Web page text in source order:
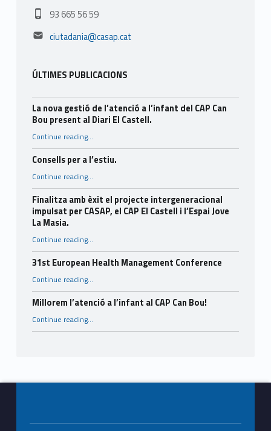
Phone number:
93 665 56 59
Email address:
ciutadania@casap.cat
ÚLTIMES PUBLICACIONS
La nova gestió de l’atenció a l’infant del CAP Can
Bou present al Diari El Castell.
Continue reading“La nova gestió de l’atenció a l’infant del CAP Can Bou present al Diari El Castell.”
…
Consells per a l’estiu.
Continue reading…
Finalitza amb èxit el projecte intergeneracional
impulsat per CASAP, el CAP El Castell i l’Espai Jove
La Masia.
Continue reading“Finalitza amb èxit el projecte intergeneracional impulsat per CASAP, el CAP El Castell i l’Espai Jove La Masia.”
…
31st European Health Management Conference
Continue reading“31st European Health Management Conference”
…
Millorem l’atenció a l’infant al CAP Can Bou!
Continue reading“Millorem l’atenció a l’infant al CAP Can Bou!”
…
Footer info sidebar